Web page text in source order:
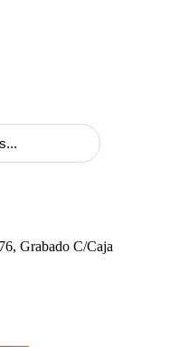
Grabado C/Caja